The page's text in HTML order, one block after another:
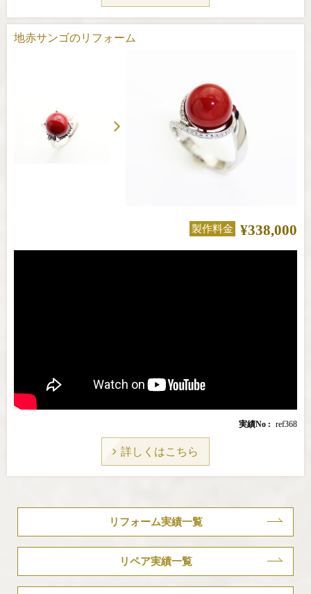
地赤サンゴのリフォーム
製作料金 ¥338,000
実績No ref368
詳しくはこちら
リフォーム実績一覧
リペア実績一覧